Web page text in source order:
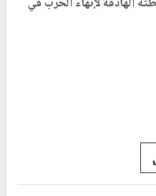
الهادفة لإنهاء الحرب في